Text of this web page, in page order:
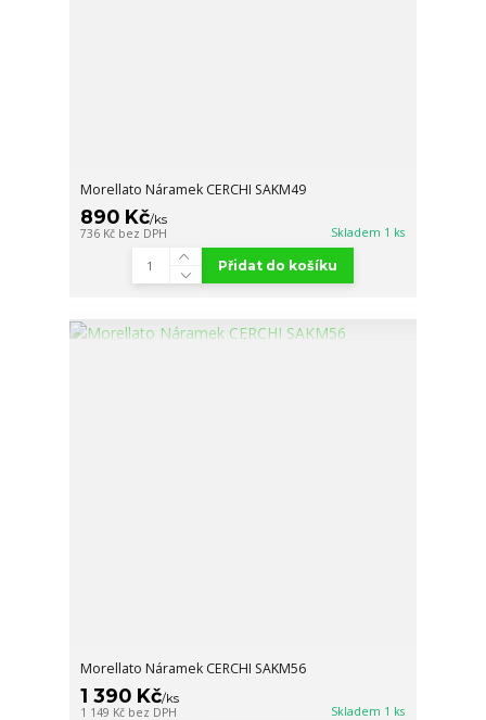
Morellato Náramek CERCHI SAKM49
890 Kč/ks
736 Kč bez DPH Skladem 1 ks
Přidat do košíku
Morellato Náramek CERCHI SAKM56
1 390 Kč/ks
1 149 Kč bez DPH Skladem 1 ks